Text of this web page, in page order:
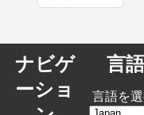
ナビゲ
ーショ
言語
言語を